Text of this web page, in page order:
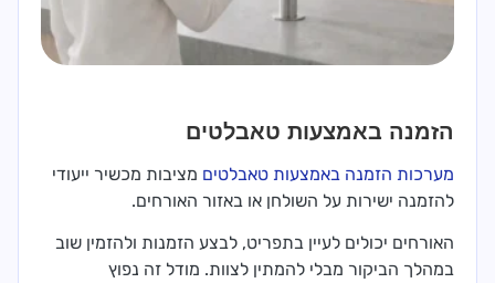
הזמנה באמצעות טאבלטים
מערכות הזמנה באמצעות טאבלטים מציבות מכשיר ייעודי
להזמנה ישירות על השולחן או באזור האורחים.
האורחים יכולים לעיין בתפריט, לבצע הזמנות ולהזמין שוב
במהלך הביקור מבלי להמתין לצוות. מודל זה נפוץ